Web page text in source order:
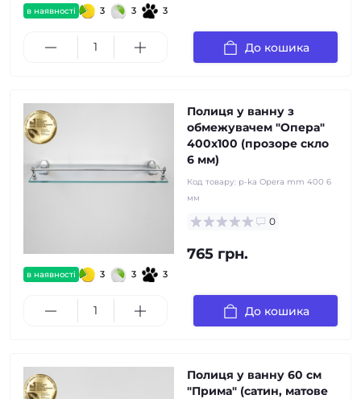
в наявності 3 3 3
До кошика
в наявності 3 3 3
Полиця у ванну з
обмежувачем "Опера"
400x100 (прозоре скло
6 мм)
Код товару: p-ka Opera mm 400 6
мм
0
765 грн.
До кошика
Полиця у ванну 60 см
"Прима" (сатин, матове